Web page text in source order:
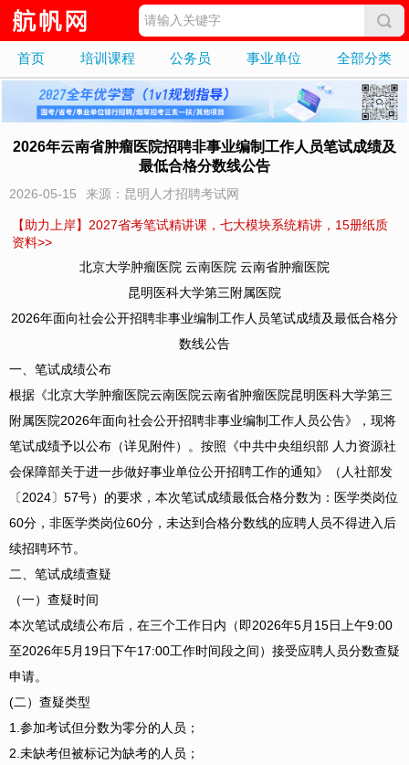
首页 培训课程 公务员 事业单位 全部分类
2026年云南省肿瘤医院招聘非事业编制工作人员笔试成绩及
最低合格分数线公告
2026-05-15 来源：昆明人才招聘考试网
【助力上岸】2027省考笔试精讲课，七大模块系统精讲，15册纸质
资料>>
北京大学肿瘤医院 云南医院 云南省肿瘤医院
昆明医科大学第三附属医院
2026年面向社会公开招聘非事业编制工作人员笔试成绩及最低合格分
数线公告
一、笔试成绩公布
根据《北京大学肿瘤医院云南医院云南省肿瘤医院昆明医科大学第三
附属医院2026年面向社会公开招聘非事业编制工作人员公告》，现将
笔试成绩予以公布（详见附件）。按照《中共中央组织部 人力资源社
会保障部关于进一步做好事业单位公开招聘工作的通知》（人社部发
〔2024〕57号）的要求，本次笔试成绩最低合格分数为：医学类岗位
60分，非医学类岗位60分，未达到合格分数线的应聘人员不得进入后
续招聘环节。
二、笔试成绩查疑
（一）查疑时间
本次笔试成绩公布后，在三个工作日内（即2026年5月15日上午9:00
至2026年5月19日下午17:00工作时间段之间）接受应聘人员分数查疑
申请。
(二）查疑类型
1.参加考试但分数为零分的人员；
2.未缺考但被标记为缺考的人员；